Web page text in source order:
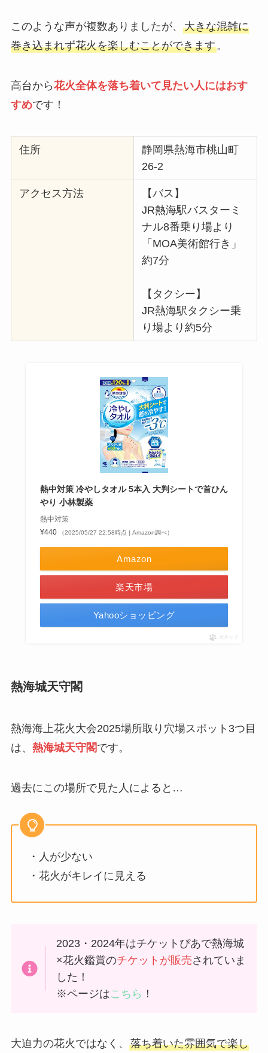
このような声が複数ありましたが、 大きな混雑に
巻き込まれず花火を楽しむことができます。
高台から花火全体を落ち着いて見たい人にはおす
すめです！
住所
静岡県熱海市桃山町
26-2
アクセス方法
【バス】
JR熱海駅バスターミ
ナル8番乗り場より
「MOA美術館行き」
約7分
【タクシー】
JR熱海駅タクシー乗
り場より約5分
熱中対策 冷やしタオル 5本入 大判シートで首ひん
やり 小林製薬
熱中対策
¥440
（2025/05/27 22:58時点 | Amazon調べ）
Amazon
楽天市場
Yahooショッピング
ポチップ
熱海城天守閣
熱海海上花火大会2025場所取り穴場スポット3つ目
は、 熱海城天守閣です。
過去にこの場所で見た人によると…
・人が少ない
・花火がキレイに見える
2023・2024年はチケットぴあで熱海城
×花火鑑賞のチケットが販売されていま
した！
※ページはこちら ！
大迫力の花火ではなく、 落ち着いた雰囲気で楽し